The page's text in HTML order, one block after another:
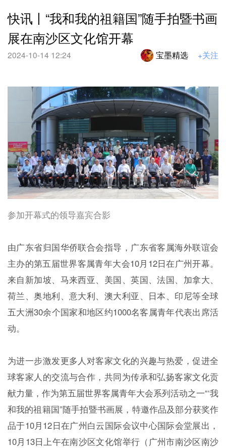
快讯丨“我和我的祖籍国”随手拍暨书画
展在南沙区文化馆开幕
2024-10-14 12:24 宝墨精选 +关注
参加开幕式的领导嘉宾合影
由广东省归国华侨联合会指导，广东省客属海外联谊会
主办的第五届世界客属青年大会10月12日在广州开幕。
来自新加坡、马来西亚、美国、英国、法国、加拿大、
荷兰、奥地利、意大利、澳大利亚、日本、印尼等全球
五大洲30余个国家和地区约1000名客属青年代表出席活
动。
为进一步激发更多人对客家文化的兴趣与热爱，促进全
球客家人的交流与合作，共同为传承和弘扬客家文化贡
献力量，作为第五届世界客属青年大会系列活动之一“‘我
和我的祖籍国”随手拍暨书画展，特邀作品及部分获奖作
品于10月12日在广州白云国际会议中心国际会堂展出，
10月13日上午在南沙区文化馆举行（广州市南沙区南沙